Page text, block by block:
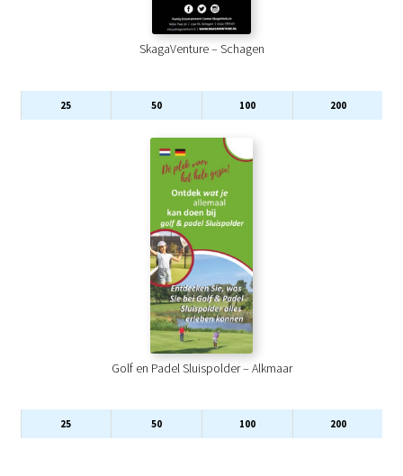
SkagaVenture – Schagen
25 50 100 200
Golf en Padel Sluispolder – Alkmaar
25 50 100 200